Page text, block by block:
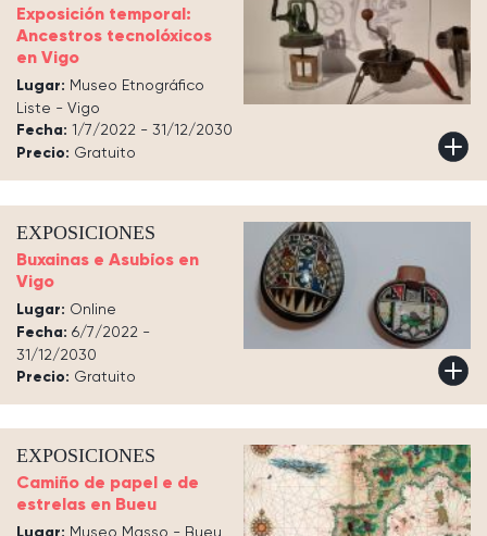
Exposición temporal:
Ancestros tecnolóxicos
en Vigo
Lugar: Museo Etnográfico
Liste - Vigo
Fecha: 1/7/2022 - 31/12/2030
Precio: Gratuito
EXPOSICIONES
Buxainas e Asubíos en
Vigo
Lugar: Online
Fecha: 6/7/2022 -
31/12/2030
Precio: Gratuito
EXPOSICIONES
Camiño de papel e de
estrelas en Bueu
Museo Masso - Bueu